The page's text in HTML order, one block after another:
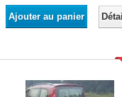
Ajouter au panier